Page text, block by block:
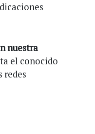
nuestra
el conocido
redes